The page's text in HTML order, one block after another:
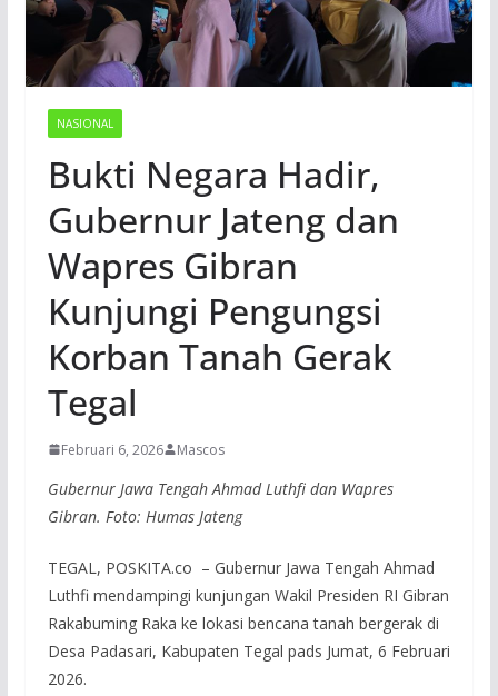
NASIONAL
Bukti Negara Hadir,
Gubernur Jateng dan
Wapres Gibran
Kunjungi Pengungsi
Korban Tanah Gerak
Tegal
Februari 6, 2026 Mascos
Gubernur Jawa Tengah Ahmad Luthfi dan Wapres
Gibran. Foto: Humas Jateng
TEGAL, POSKITA.co – Gubernur Jawa Tengah Ahmad
Luthfi mendampingi kunjungan Wakil Presiden RI Gibran
Rakabuming Raka ke lokasi bencana tanah bergerak di
Desa Padasari, Kabupaten Tegal pads Jumat, 6 Februari
2026.